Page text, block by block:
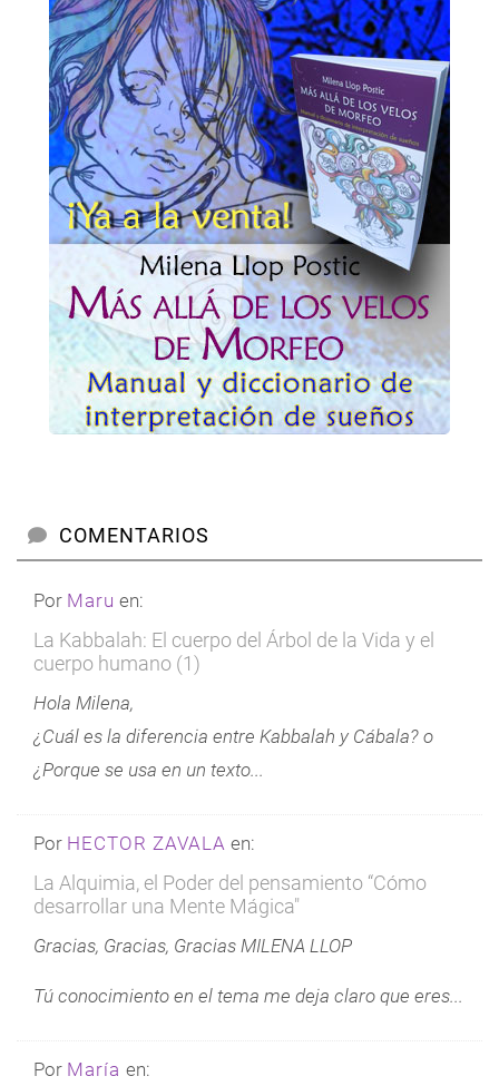
COMENTARIOS
Por Maru en:
La Kabbalah: El cuerpo del Árbol de la Vida y el
cuerpo humano (1)
Hola Milena,
¿Cuál es la diferencia entre Kabbalah y Cábala? o
¿Porque se usa en un texto...
Por HECTOR ZAVALA en:
La Alquimia, el Poder del pensamiento “Cómo
desarrollar una Mente Mágica"
Gracias, Gracias, Gracias MILENA LLOP
Tú conocimiento en el tema me deja claro que eres...
Por María en: